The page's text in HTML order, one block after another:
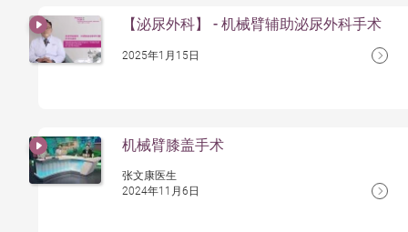
【泌尿外科】 - 机械臂辅助泌尿外科手术
2025年1月15日
机械臂膝盖手术
张文康医生
2024年11月6日